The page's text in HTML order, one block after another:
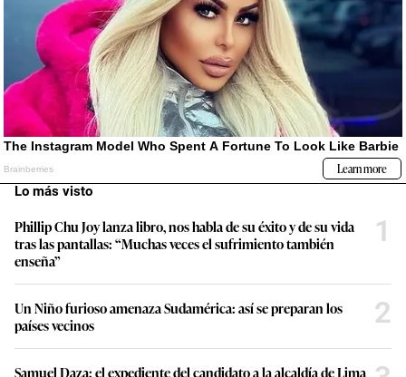
Lo más visto
Phillip Chu Joy lanza libro, nos habla de su éxito y de su vida
tras las pantallas: “Muchas veces el sufrimiento también
enseña”
1
Un Niño furioso amenaza Sudamérica: así se preparan los
países vecinos
2
Samuel Daza: el expediente del candidato a la alcaldía de Lima